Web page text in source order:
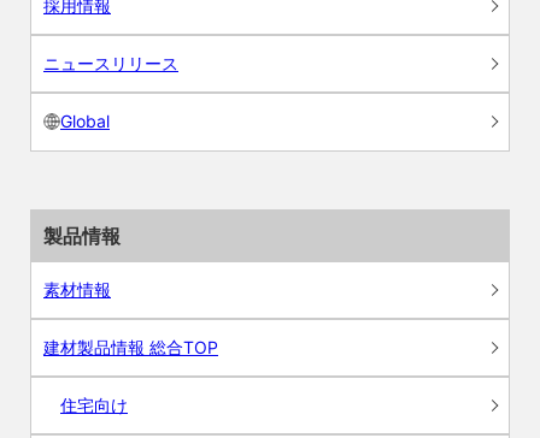
採用情報
ニュースリリース
Global
製品情報
素材情報
建材製品情報 総合TOP
住宅向け